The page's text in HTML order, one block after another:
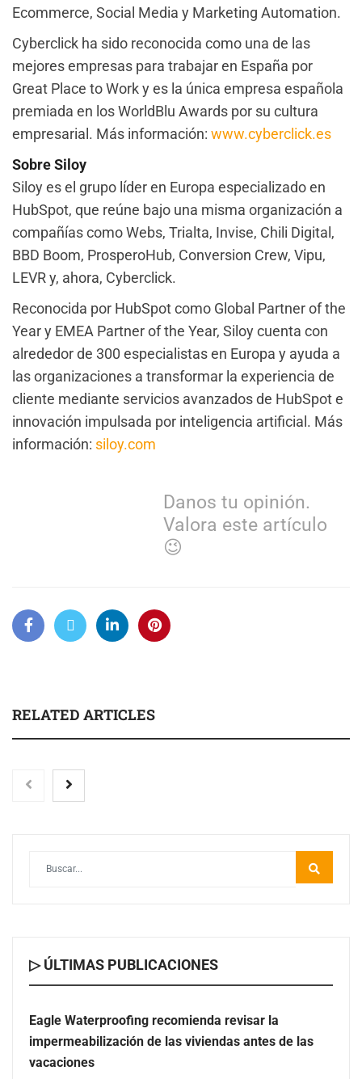
Ecommerce, Social Media y Marketing Automation.
Cyberclick ha sido reconocida como una de las
mejores empresas para trabajar en España por
Great Place to Work y es la única empresa española
premiada en los WorldBlu Awards por su cultura
empresarial. Más información: www.cyberclick.es
Sobre Siloy
Siloy es el grupo líder en Europa especializado en
HubSpot, que reúne bajo una misma organización a
compañías como Webs, Trialta, Invise, Chili Digital,
BBD Boom, ProsperoHub, Conversion Crew, Vipu,
LEVR y, ahora, Cyberclick.
Reconocida por HubSpot como Global Partner of the
Year y EMEA Partner of the Year, Siloy cuenta con
alrededor de 300 especialistas en Europa y ayuda a
las organizaciones a transformar la experiencia de
cliente mediante servicios avanzados de HubSpot e
innovación impulsada por inteligencia artificial. Más
información: siloy.com
Danos tu opinión.
Valora este artículo
😉
RELATED ARTICLES
Eagle Waterproofing recomienda revisar la
impermeabilización de las viviendas antes de las
Las personas con encefalomielitis miálgica severa
reclaman acceso a cuidados paliativos a través del
▷ ÚLTIMAS PUBLICACIONES
Eagle Waterproofing recomienda revisar la
impermeabilización de las viviendas antes de las
vacaciones